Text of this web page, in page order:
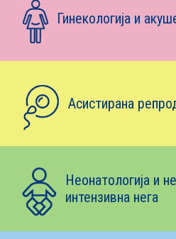
Е-библиотека
Гинекологија и
Асистирана
Неонатологија и
интензивна нега